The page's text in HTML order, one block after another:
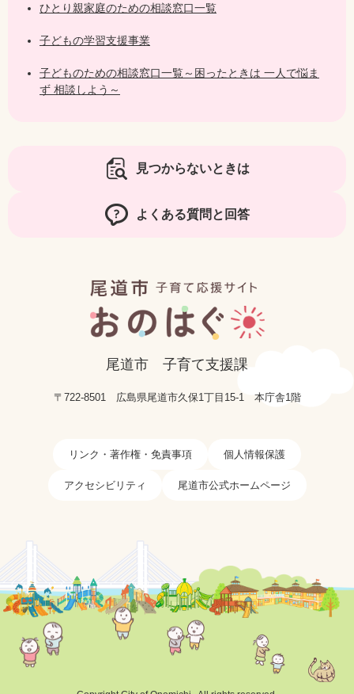
ひとり親家庭のための相談窓口一覧
子どもの学習支援事業
子どものための相談窓口一覧～困ったときは 一人で悩ま
ず 相談しよう～
見つからないときは
よくある質問と回答
尾道市 子育て支援課
〒722-8501 広島県尾道市久保1丁目15-1 本庁舎1階
リンク・著作権・免責事項 個人情報保護
アクセシビリティ 尾道市公式ホームページ